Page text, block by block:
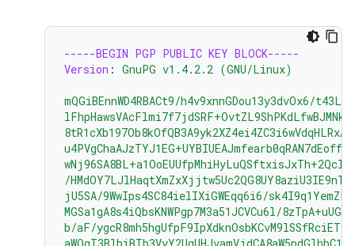
-----BEGIN PGP PUBLIC KEY BLOCK-----
Version : GnuPG v1.4.2.2 (GNU/Linux)
mQGiBEnnWD4RBACt9/h4v9xnnGDou13y3dvOx6/
/
jU5SA/9WwIps4SC84ielIXiGWEqq6i6/
MGSa1gA8s4iQbsKNWPgp7M3a51JCVCu6l/
b/aF/